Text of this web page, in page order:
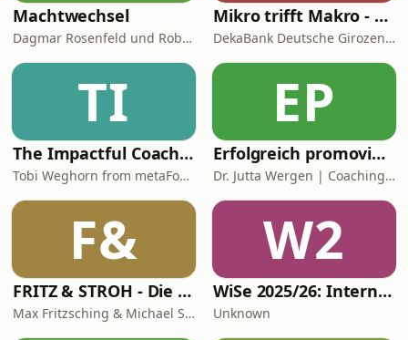
Machtwechsel
Dagmar Rosenfeld und Robin Alexander
Mikro trifft Makro - Das Finanzmarktgespräch
DekaBank Deutsche Girozentrale
TI
The Impactful Coach: Learn Coaching Skills & Coaching Demos
Tobi Weghorn from metaFox Coaching Tools
EP
Erfolgreich promovieren | Coachingzonen-Podcast | Promotionspodcast
Dr. Jutta Wergen | Coaching für Promovierende
F&
FRITZ & STROH - Die Fussballshow
Max Fritzsching & Michael Strohmaier
W2
WiSe 2025/26: Internationales Privatrecht
Unknown